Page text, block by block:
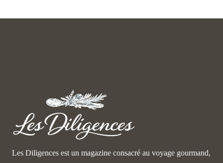
Les Diligences est un magazine consacré au voyage gourmand,